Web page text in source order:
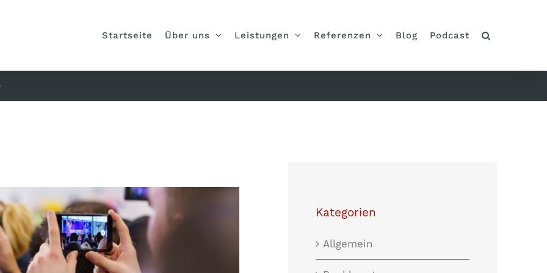
Startseite Über uns Leistungen Referenzen Blog Podcast
Kategorien
Allgemein